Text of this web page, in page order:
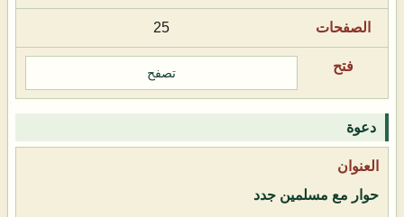
25
تصفح
دعوة
حوار مع مسلمين جدد